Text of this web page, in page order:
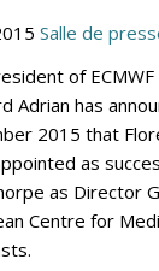
Salle de
of
Adrian has
2015 that
as
as Director
Centre for